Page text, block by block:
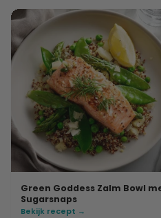
Green Goddess Zalm Bowl
Sugarsnaps
Bekijk recept →